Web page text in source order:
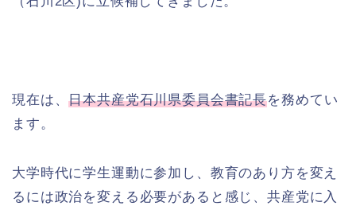
現在は、日本共産党石川県委員会書記長を務めてい
ます。
大学時代に学生運動に参加し、教育のあり方を変え
るには政治を変える必要があると感じ、共産党に入